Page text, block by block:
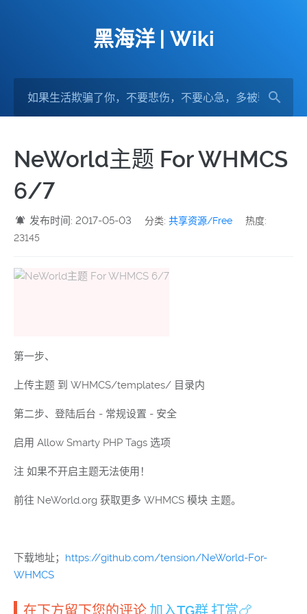
黑海洋 | Wiki
NeWorld主题 For WHMCS
6/7
发布时间: 2017-05-03 分类:共享资源/Free
热度:
23145
第一步、
上传主题 到 WHMCS/templates/ 目录内
第二步、登陆后台 - 常规设置 - 安全
启用 Allow Smarty PHP Tags 选项
注 如果不开启主题无法使用！
前往 NeWorld.org 获取更多 WHMCS 模块 主题。
下载地址； https://github.com/tension/NeWorld-For-
WHMCS
在下方留下您的评论. 加入TG群 打赏🍗